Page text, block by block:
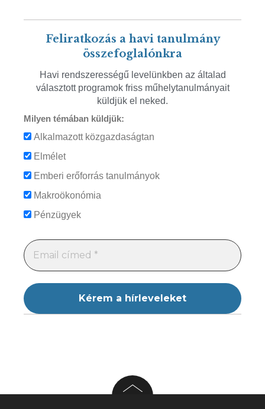
Feliratkozás a havi tanulmány
összefoglalónkra
Havi rendszerességű levelünkben az általad
választott programok friss műhelytanulmányait
küldjük el neked.
Milyen témában küldjük:
Alkalmazott közgazdaságtan
Elmélet
Emberi erőforrás tanulmányok
Makroökonómia
Pénzügyek